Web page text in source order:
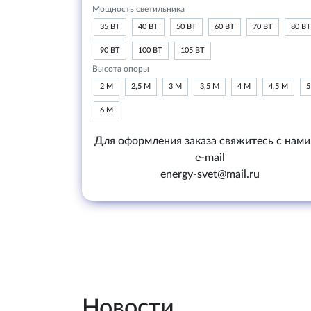
Мощность светильника
35 ВТ 40 ВТ 50 ВТ 60 ВТ 70 ВТ 80 ВТ
90 ВТ 100 ВТ 105 ВТ
Высота опоры
2 М 2,5 М 3 М 3,5 М 4 М 4,5 М
6 М
Для оформления заказа свяжитесь с
e-mail
energy-svet@mail.ru